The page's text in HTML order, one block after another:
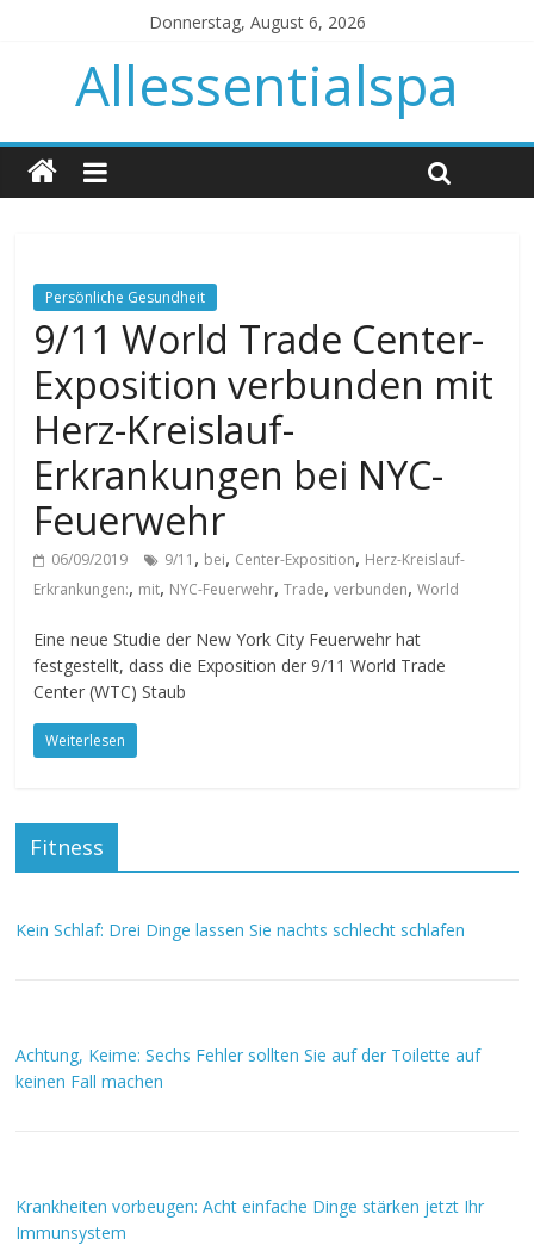
Donnerstag, August 6, 2026
Allessentialspa
Persönliche Gesundheit
9/11 World Trade Center-
Exposition verbunden mit
Herz-Kreislauf-
Erkrankungen bei NYC-
Feuerwehr
06/09/2019 9/11 , bei, Center-Exposition, Herz-Kreislauf-
Erkrankungen:, mit, NYC-Feuerwehr,Trade,verbunden,World
Eine neue Studie der New York City Feuerwehr hat
festgestellt, dass die Exposition der 9/11 World Trade
Center (WTC) Staub
Weiterlesen
Fitness
Kein Schlaf: Drei Dinge lassen Sie nachts schlecht schlafen
Achtung, Keime: Sechs Fehler sollten Sie auf der Toilette auf
keinen Fall machen
Krankheiten vorbeugen: Acht einfache Dinge stärken jetzt Ihr
Immunsystem